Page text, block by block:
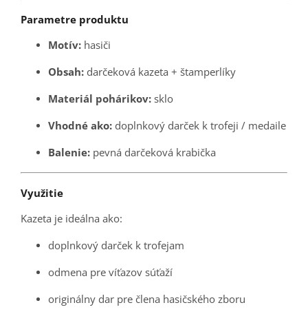
Parametre produktu
Motív: hasiči
Obsah: darčeková kazeta + štamperlíky
Materiál pohárikov: sklo
Vhodné ako: doplnkový darček k trofeji / medaile
Balenie: pevná darčeková krabička
Využitie
Kazeta je ideálna ako:
doplnkový darček k trofejam
odmena pre víťazov súťaží
originálny dar pre člena hasičského zboru